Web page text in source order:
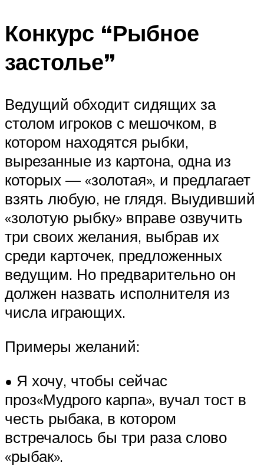
Конкурс “Рыбное
застолье”
Ведущий обходит сидящих за
столом игроков с мешочком, в
котором находятся рыбки,
вырезанные из картона, одна из
которых — «золотая», и предлагает
взять любую, не глядя. Выудивший
«золотую рыбку» вправе озвучить
три своих желания, выбрав их
среди карточек, предложенных
ведущим. Но предварительно он
должен назвать исполнителя из
числа играющих.
Примеры желаний:
• Я хочу, чтобы сейчас
проз«Мудрого карпа», вучал тост в
честь рыбака, в котором
встречалось бы три раза слово
«рыбак».